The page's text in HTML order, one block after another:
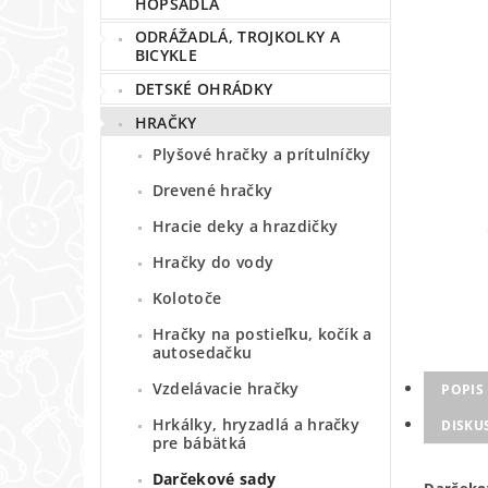
ODRÁŽADLÁ, TROJKOLKY A
BICYKLE
DETSKÉ OHRÁDKY
HRAČKY
Plyšové hračky a prítulníčky
Drevené hračky
Hracie deky a hrazdičky
Hračky do vody
Kolotoče
Hračky na postieľku, kočík a
autosedačku
Vzdelávacie hračky
Hrkálky, hryzadlá a hračky
pre bábätká
Darčekové sady
POPIS